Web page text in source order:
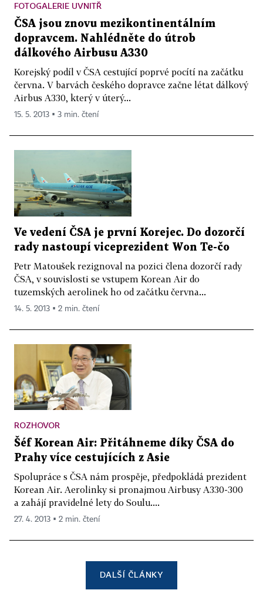
FOTOGALERIE UVNITŘ
ČSA jsou znovu mezikontinentálním
dopravcem. Nahlédněte do útrob
dálkového Airbusu A330
Korejský podíl v ČSA cestující poprvé pocítí na začátku
června. V barvách českého dopravce začne létat dálkový
Airbus A330, který v úterý...
15. 5. 2013 ▪ 3 min. čtení
Ve vedení ČSA je první Korejec. Do dozorčí
rady nastoupí viceprezident Won Te-čo
Petr Matoušek rezignoval na pozici člena dozorčí rady
ČSA, v souvislosti se vstupem Korean Air do
tuzemských aerolinek ho od začátku června...
14. 5. 2013 ▪ 2 min. čtení
ROZHOVOR
Šéf Korean Air: Přitáhneme díky ČSA do
Prahy více cestujících z Asie
Spolupráce s ČSA nám prospěje, předpokládá prezident
Korean Air. Aerolinky si pronajmou Airbusy A330-300
a zahájí pravidelné lety do Soulu....
27. 4. 2013 ▪ 2 min. čtení
DALŠÍ ČLÁNKY